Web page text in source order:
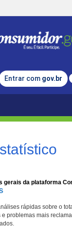
Entrar com gov.br
gerais da plataforma
rápidas sobre o
problemas mais